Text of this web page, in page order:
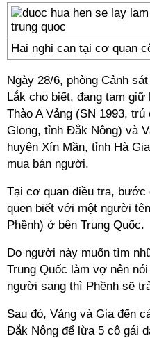
Hai nghi can tại cơ quan
Ngày 28/6, phòng Cảnh
Lắk cho biết, đang tạm
Thào A Vảng (SN 1993,
Glong, tỉnh Đắk Nông) và
huyện Xín Mần, tỉnh Hà
mua bán người.
Tại cơ quan điều tra, bước
quen biết với một người
Phềnh) ở bên Trung Quốc.
Do người này muốn tìm
Trung Quốc làm vợ nên
người sang thì Phềnh sẽ
Sau đó, Vảng và Gia đến
Đắk Nông để lừa 5 cô gái